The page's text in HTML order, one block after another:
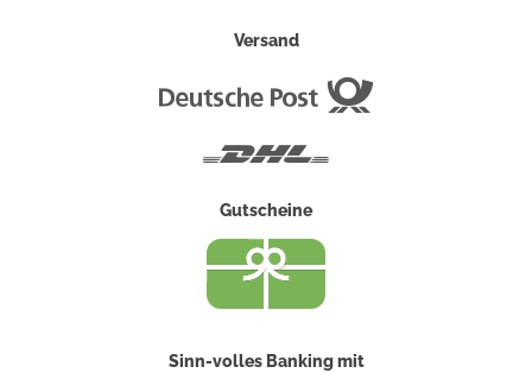
Versand
Gutscheine
Sinn-volles Banking mit